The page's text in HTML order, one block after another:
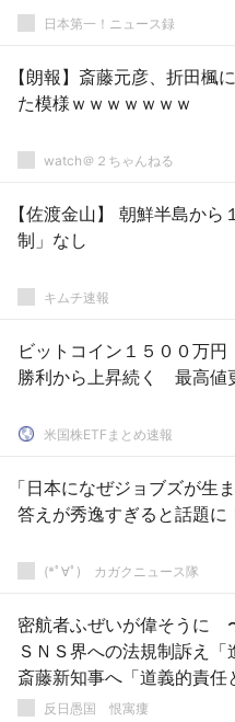
日本第一！ニュース録
【朗報】斎藤元彦、折田楓
た模様ｗｗｗｗｗｗｗ
watch＠２ちゃんねる
【佐渡金山】 朝鮮半島か
制」なし
キムチ速報
ビットコイン１５００万
勝利から上昇続く 最高値
米国株ETFまとめ速報
「日本になぜジョブズが生
答えが秀逸すぎると話題に
(*ﾟ∀ﾟ)ゞカガクニュース隊
密航者ふぜいが偉そう
ＳＮＳ界への法規制訴え
斎藤新知事へ「道義的責任
かり勉強して」
反日愚国 恨寓瘻